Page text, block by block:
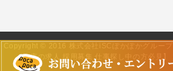
Copyright © 2016 株式会社iSCぽかぽかグループ
治療の求人 採用募集 仕事探し中の方必見